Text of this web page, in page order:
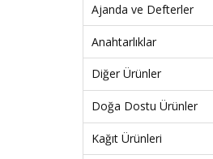
Ajanda ve Defterler
Anahtarlıklar
Diğer Ürünler
Doğa Dostu Ürünler
Kağıt Ürünleri